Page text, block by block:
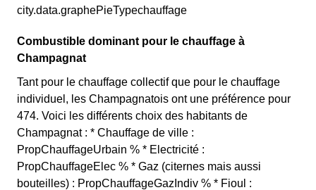
city.data.graphePieTypechauffage
Combustible dominant pour le chauffage à
Champagnat
Tant pour le chauffage collectif que pour le chauffage
individuel, les Champagnatois ont une préférence pour
474. Voici les différents choix des habitants de
Champagnat : * Chauffage de ville :
PropChauffageUrbain % * Electricité :
PropChauffageElec % * Gaz (citernes mais aussi
bouteilles) : PropChauffageGazIndiv % * Fioul :